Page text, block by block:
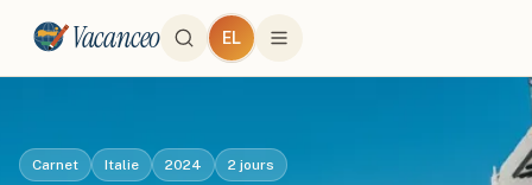
Vacanceo EL
Carnet Italie 2024 2 jours